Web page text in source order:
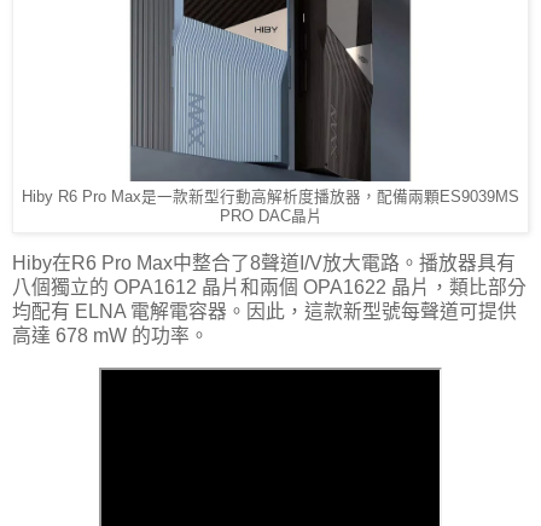
Hiby R6 Pro Max是一款新型行動高解析度播放器，配備兩顆ES9039MS
PRO DAC晶片
Hiby在R6 Pro Max中整合了8聲道I/V放大電路。播放器具有
八個獨立的 OPA1612 晶片和兩個 OPA1622 晶片，類比部分
均配有 ELNA 電解電容器。因此，這款新型號每聲道可提供
高達 678 mW 的功率。